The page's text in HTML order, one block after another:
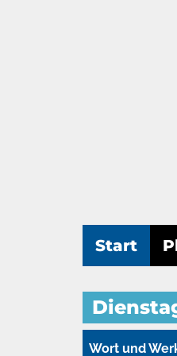
Start
Wort und